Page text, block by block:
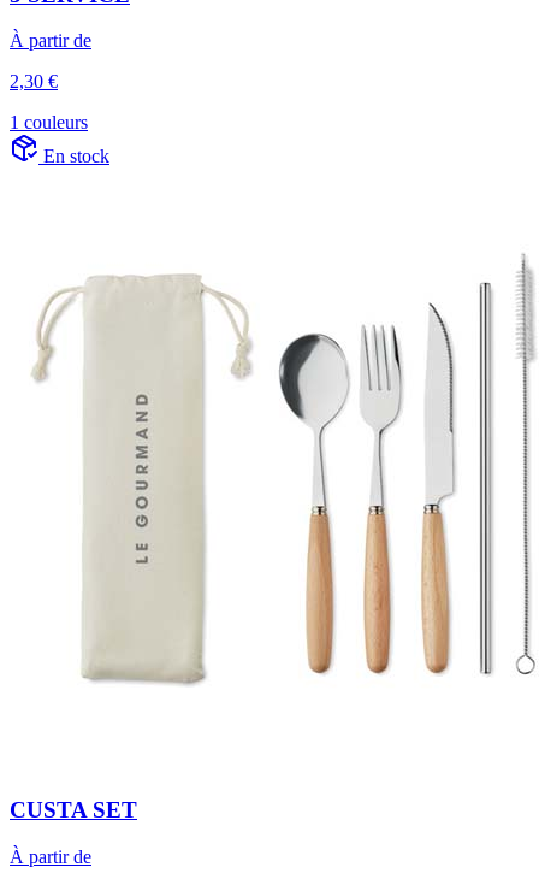
À partir de
2,30 €
1 couleurs
En stock
CUSTA SET
À partir de